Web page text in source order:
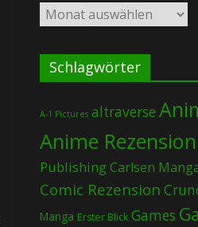
Archiv
Schlagwörter
A-1 Pictures altraverse
Anime Rezension
PublishingCarlsen
Comic Rezension
Manga Erster Blick Games